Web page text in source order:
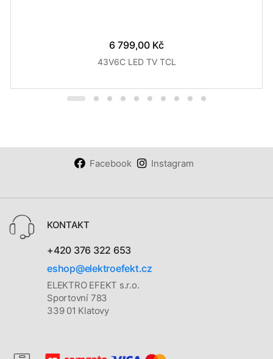
6 799,00 Kč
43V6C LED TV TCL
Facebook Instagram
KONTAKT
+420 376 322 653
eshop@elektroefekt.cz
ELEKTRO EFEKT s.r.o.
Sportovní 783
339 01 Klatovy